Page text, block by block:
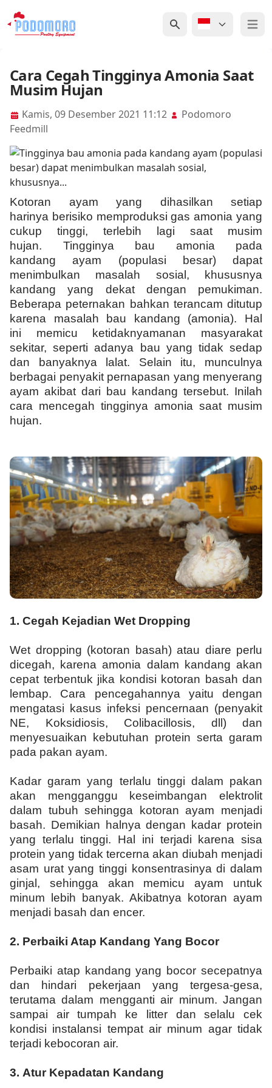
Open
Cara Cegah Tingginya Amonia Saat
Musim Hujan
Kamis, 09 Desember 2021 11:12
Podomoro
Feedmill
Kotoran ayam yang dihasilkan setiap
harinya berisiko memproduksi gas amonia yang
cukup tinggi, terlebih lagi saat musim
hujan. Tingginya bau amonia pada
kandang ayam (populasi besar) dapat
menimbulkan masalah sosial, khususnya
kandang yang dekat dengan pemukiman.
Beberapa peternakan bahkan terancam ditutup
karena masalah bau kandang (amonia). Hal
ini memicu ketidaknyamanan masyarakat
sekitar, seperti adanya bau yang tidak sedap
dan banyaknya lalat. Selain itu, munculnya
berbagai penyakit pernapasan yang menyerang
ayam akibat dari bau kandang tersebut. Inilah
cara mencegah tingginya amonia saat musim
hujan.
1. Cegah Kejadian Wet Dropping
Wet dropping (kotoran basah) atau diare perlu
dicegah, karena amonia dalam kandang akan
cepat terbentuk jika kondisi kotoran basah dan
lembap. Cara pencegahannya yaitu dengan
mengatasi kasus infeksi pencernaan (penyakit
NE, Koksidiosis, Colibacillosis, dll) dan
menyesuaikan kebutuhan protein serta garam
pada pakan ayam.
Kadar garam yang terlalu tinggi dalam pakan
akan mengganggu keseimbangan elektrolit
dalam tubuh sehingga kotoran ayam menjadi
basah. Demikian halnya dengan kadar protein
yang terlalu tinggi. Hal ini terjadi karena sisa
protein yang tidak tercerna akan diubah menjadi
asam urat yang tinggi konsentrasinya di dalam
ginjal, sehingga akan memicu ayam untuk
minum lebih banyak. Akibatnya kotoran ayam
menjadi basah dan encer.
2. Perbaiki Atap Kandang Yang Bocor
Perbaiki atap kandang yang bocor secepatnya
dan hindari pekerjaan yang tergesa-gesa,
terutama dalam mengganti air minum. Jangan
sampai air tumpah ke litter dan selalu cek
kondisi instalansi tempat air minum agar tidak
terjadi kebocoran air.
3. Atur Kepadatan Kandang